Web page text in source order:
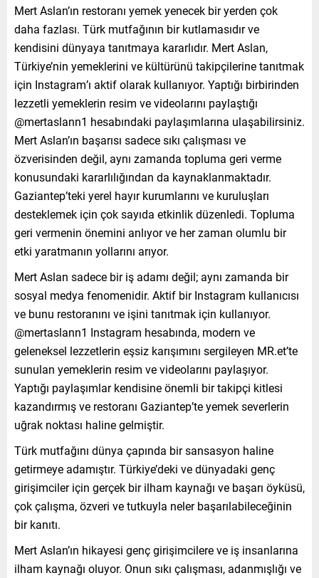
Mert Aslan’ın restoranı yemek yenecek bir yerden çok
daha fazlası. Türk mutfağının bir kutlamasıdır ve
kendisini dünyaya tanıtmaya kararlıdır. Mert Aslan,
Türkiye’nin yemeklerini ve kültürünü takipçilerine tanıtmak
için Instagram’ı aktif olarak kullanıyor. Yaptığı birbirinden
lezzetli yemeklerin resim ve videolarını paylaştığı
@mertaslann1 hesabındaki paylaşımlarına ulaşabilirsiniz.
Mert Aslan’ın başarısı sadece sıkı çalışması ve
özverisinden değil, aynı zamanda topluma geri verme
konusundaki kararlılığından da kaynaklanmaktadır.
Gaziantep’teki yerel hayır kurumlarını ve kuruluşları
desteklemek için çok sayıda etkinlik düzenledi. Topluma
geri vermenin önemini anlıyor ve her zaman olumlu bir
etki yaratmanın yollarını arıyor.
Mert Aslan sadece bir iş adamı değil; aynı zamanda bir
sosyal medya fenomenidir. Aktif bir Instagram kullanıcısı
ve bunu restoranını ve işini tanıtmak için kullanıyor.
@mertaslann1 Instagram hesabında, modern ve
geleneksel lezzetlerin eşsiz karışımını sergileyen MR.et’te
sunulan yemeklerin resim ve videolarını paylaşıyor.
Yaptığı paylaşımlar kendisine önemli bir takipçi kitlesi
kazandırmış ve restoranı Gaziantep’te yemek severlerin
uğrak noktası haline gelmiştir.
Türk mutfağını dünya çapında bir sansasyon haline
getirmeye adamıştır. Türkiye’deki ve dünyadaki genç
girişimciler için gerçek bir ilham kaynağı ve başarı öyküsü,
çok çalışma, özveri ve tutkuyla neler başarılabileceğinin
bir kanıtı.
Mert Aslan’ın hikayesi genç girişimcilere ve iş insanlarına
ilham kaynağı oluyor. Onun sıkı çalışması, adanmışlığı ve